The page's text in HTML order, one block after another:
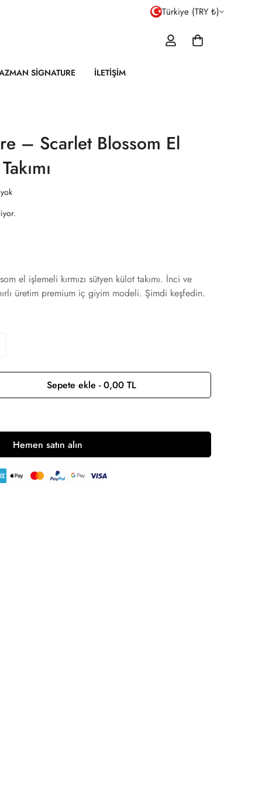
Türkiye (TRY ₺)
SIGNATURE İLETIŞIM
– Scarlet Blossom El
el işlemeli kırmızı sütyen külot takımı. İnci ve
üretim premium iç giyim modeli. Şimdi keşfedin.
Sepete ekle - 0,00 TL
Hemen satın alın